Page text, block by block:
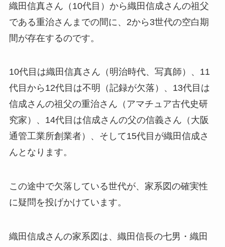
織田信真さん（10代目）から織田信成さんの祖父
である重治さんまでの間に、2から3世代の空白期
間が存在するのです。
10代目は織田信真さん（明治時代、写真師）、11
代目から12代目は不明（記録が欠落）、13代目は
信成さんの祖父の重治さん（アマチュア古代史研
究家）、14代目は信成さんの父の信義さん（大阪
通管工業所創業者）、そして15代目が織田信成さ
んとなります。
この途中で欠落している世代が、家系図の確実性
に疑問を投げかけています。
織田信成さんの家系図は、織田信長の七男・織田